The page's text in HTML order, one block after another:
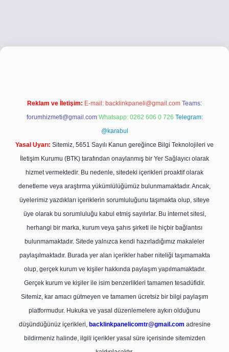
betci girişbetci girişhiltonbet yeni giriş
Reklam ve İletişim: E-mail: backlinkpaneli@gmail.com Teams:
forumhizmeti@gmail.com Whatsapp: 0262 606 0 726 Telegram:
@karabul
Yasal Uyarı: Sitemiz, 5651 Sayılı Kanun gereğince Bilgi Teknolojileri ve
İletişim Kurumu (BTK) tarafından onaylanmış bir Yer Sağlayıcı olarak
hizmet vermektedir. Bu nedenle, sitedeki içerikleri proaktif olarak
denetleme veya araştırma yükümlülüğümüz bulunmamaktadır. Ancak,
üyelerimiz yazdıkları içeriklerin sorumluluğunu taşımakta olup, siteye
üye olarak bu sorumluluğu kabul etmiş sayılırlar. Bu internet sitesi,
herhangi bir marka, kurum veya şahıs şirketi ile hiçbir bağlantısı
bulunmamaktadır. Sitede yalnızca kendi hazırladığımız makaleler
paylaşılmaktadır. Burada yer alan içerikler haber niteliği taşımamakta
olup, gerçek kurum ve kişiler hakkında paylaşım yapılmamaktadır.
Gerçek kurum ve kişiler ile isim benzerlikleri tamamen tesadüfidir.
Sitemiz, kar amacı gütmeyen ve tamamen ücretsiz bir bilgi paylaşım
platformudur. Hukuka ve yasal düzenlemelere aykırı olduğunu
düşündüğünüz içerikleri, backlinkpanelicomtr@gmail.com adresine
bildirmeniz halinde, ilgili içerikler yasal süre içerisinde sitemizden